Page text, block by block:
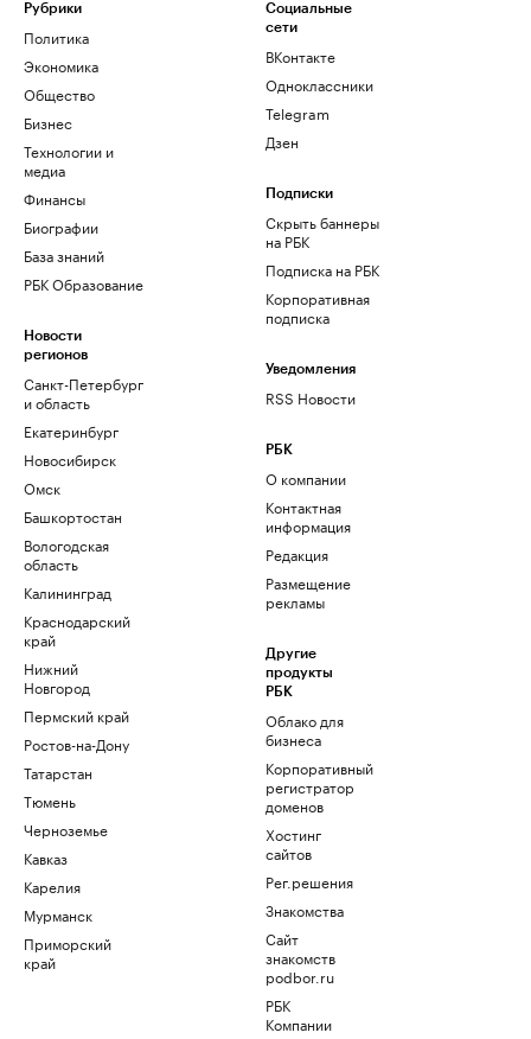
Рубрики
Политика
Экономика
Общество
Бизнес
Технологии и
медиа
Финансы
Биографии
База знаний
РБК Образование
Новости
регионов
Санкт-Петербург
и область
Екатеринбург
Новосибирск
Омск
Башкортостан
Вологодская
область
Калининград
Краснодарский
край
Нижний
Новгород
Пермский край
Ростов-на-Дону
Татарстан
Тюмень
Черноземье
Кавказ
Карелия
Мурманск
Приморский
край
Социальные
сети
ВКонтакте
Одноклассники
Telegram
Дзен
Подписки
Скрыть баннеры
на РБК
Подписка на РБК
Корпоративная
подписка
Уведомления
RSS Новости
РБК
О компании
Контактная
информация
Редакция
Размещение
рекламы
Другие
продукты
РБК
Облако для
бизнеса
Корпоративный
регистратор
доменов
Хостинг
сайтов
Рег.решения
Знакомства
Сайт
знакомств
podbor.ru
РБК
Компании